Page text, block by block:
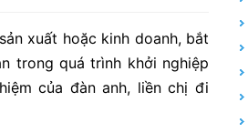
xuất hoặc kinh doanh, bắt
trong quá trình khởi nghiệp
của đàn anh, liền chị đi